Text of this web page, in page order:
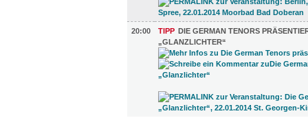
20:00 TIPP DIE GERMAN TENORS
„GLANZLICHTER“